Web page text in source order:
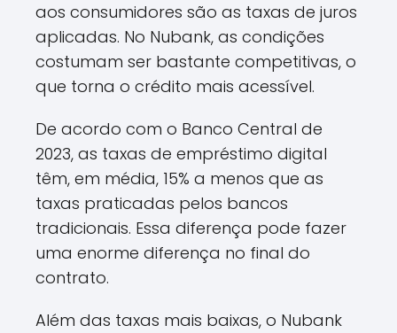
aos consumidores são as taxas de juros
aplicadas. No Nubank, as condições
costumam ser bastante competitivas, o
que torna o crédito mais acessível.
De acordo com o Banco Central de
2023, as taxas de empréstimo digital
têm, em média, 15% a menos que as
taxas praticadas pelos bancos
tradicionais. Essa diferença pode fazer
uma enorme diferença no final do
contrato.
Além das taxas mais baixas, o Nubank